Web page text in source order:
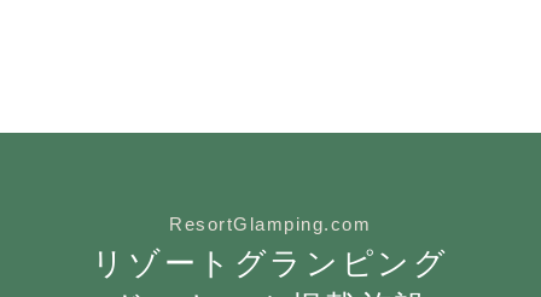
ResortGlamping.com
リゾートグランピング